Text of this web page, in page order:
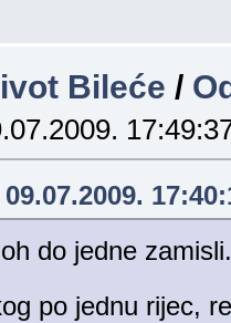
Bileće /
do jedne zamisli.
po jednu rijec,